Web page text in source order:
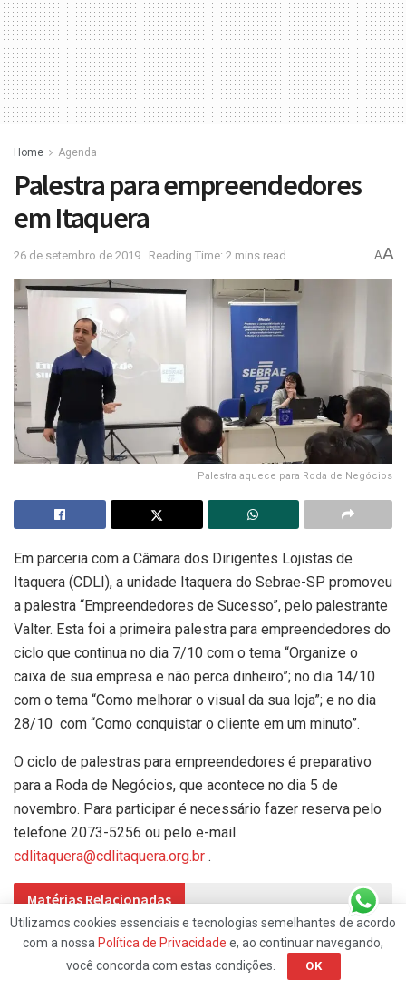
Home Agenda
Palestra para empreendedores
em Itaquera
26 de setembro de 2019 Reading Time: 2 mins read AA
Palestra aquece para Roda de Negócios
Em parceria com a Câmara dos Dirigentes Lojistas de
Itaquera (CDLI), a unidade Itaquera do Sebrae-SP promoveu
a palestra “Empreendedores de Sucesso”, pelo palestrante
Valter. Esta foi a primeira palestra para empreendedores do
ciclo que continua no dia 7/10 com o tema “Organize o
caixa de sua empresa e não perca dinheiro”; no dia 14/10
com o tema “Como melhorar o visual da sua loja”; e no dia
28/10 com “Como conquistar o cliente em um minuto”.
O ciclo de palestras para empreendedores é preparativo
para a Roda de Negócios, que acontece no dia 5 de
novembro. Para participar é necessário fazer reserva pelo
telefone 2073-5256 ou pelo e-mail
cdlitaquera@cdlitaquera.org.br .
Matérias Relacionadas
Gestora do Parque do Carmo fala sobre obras,
fauna e novidades no Fala, ZL!
Utilizamos cookies essenciais e tecnologias semelhantes de acordo
com a nossa Política de Privacidade e, ao continuar navegando,
você concorda com estas condições.
OK